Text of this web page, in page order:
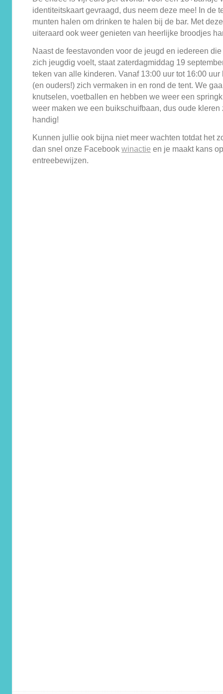
identiteitskaart gevraagd, dus neem deze mee! In de
munten halen om drinken te halen bij de bar. Met
uiteraard ook weer genieten van heerlijke broodjes
Naast de feestavonden voor de jeugd en iedereen
zich jeugdig voelt, staat zaterdagmiddag 19
teken van alle kinderen. Vanaf 13:00 uur tot 16:00
(en ouders!) zich vermaken in en rond de tent. We
knutselen, voetballen en hebben we weer een
weer maken we een buikschuifbaan, dus oude kleren
handig!
Kunnen jullie ook bijna niet meer wachten totdat het
dan snel onze Facebook winactie en je maakt kans
entreebewijzen.